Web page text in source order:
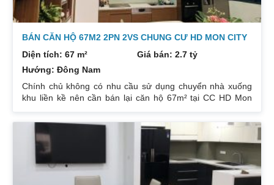
BÁN CĂN HỘ 67M2 2PN 2VS CHUNG CƯ HD MON CITY
Diện tích: 67 m²
Giá bán: 2.7 tỷ
Hướng: Đông Nam
Chính chủ không có nhu cầu sử dụng chuyển nhà xuống
khu liền kề nên cần bán lại căn hộ 67m² tại CC HD Mon
công hướng Đông Nam căn góc nhiều mặt thoáng và có
ban công nhỏ phòng ngủ chính. Đồ nội thất cao cấp bán
để lại toàn bộ nội thất cao cấp theo phong cách Châu Âu.
Sổ đỏ chính chủ xem nhà 24/24. Liên hệ xem nhà:
0832133366